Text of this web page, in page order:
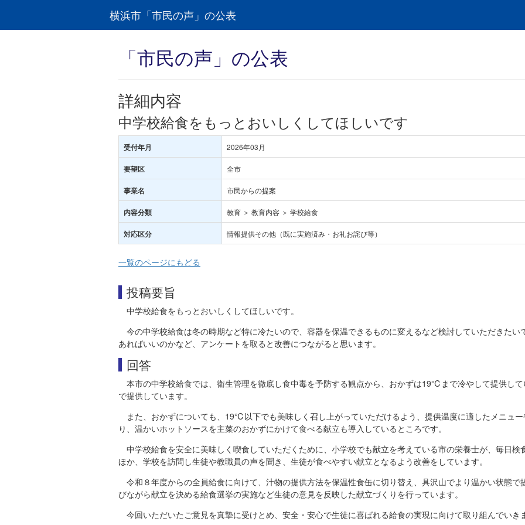
横浜市「市民の声」の公表
「市民の声」の公表
詳細内容
中学校給食をもっとおいしくしてほしいです
受付年月 2026年03月
要望区 全市
事業名 市民からの提案
内容分類 教育 ＞ 教育内容 ＞ 学校給食
対応区分 情報提供その他（既に実施済み・お礼お詫び等）
一覧のページにもどる
投稿要旨
中学校給食をもっとおいしくしてほしいです。
今の中学校給食は冬の時期など特に冷たいので、容器を保温できるものに変えるなど検討していただきた
あればいいのかなど、アンケートを取ると改善につながると思います。
回答
本市の中学校給食では、衛生管理を徹底し食中毒を予防する観点から、おかずは19℃まで冷やして提供し
で提供しています。
また、おかずについても、19℃以下でも美味しく召し上がっていただけるよう、提供温度に適したメニュ
り、温かいホットソースを主菜のおかずにかけて食べる献立も導入しているところです。
中学校給食を安全に美味しく喫食していただくために、小学校でも献立を考えている市の栄養士が、毎日検
ほか、学校を訪問し生徒や教職員の声を聞き、生徒が食べやすい献立となるよう改善をしています。
令和８年度からの全員給食に向けて、汁物の提供方法を保温性食缶に切り替え、具沢山でより温かい状態
びながら献立を決める給食選挙の実施など生徒の意見を反映した献立づくりを行っています。
今回いただいたご意見を真摯に受けとめ、安全・安心で生徒に喜ばれる給食の実現に向けて取り組んでいき